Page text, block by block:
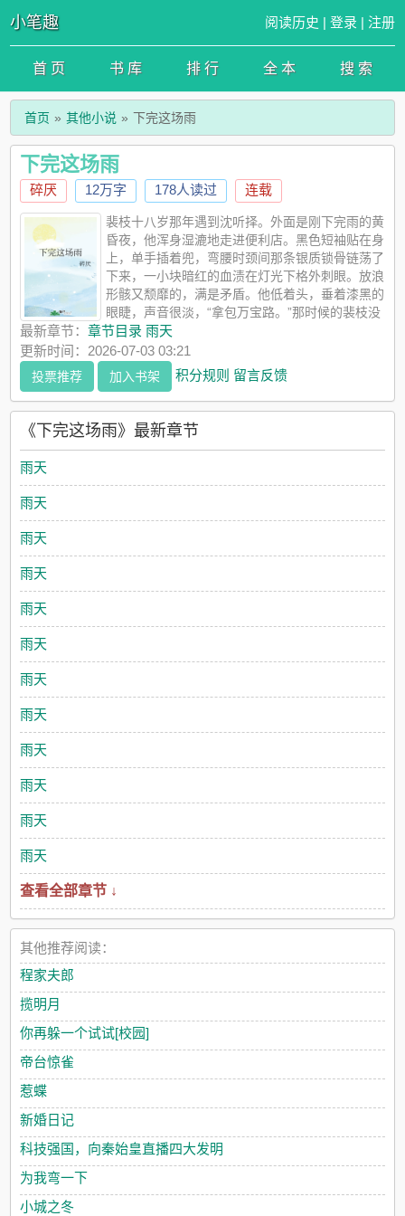
小笔趣 阅读历史 | 登录 | 注册
首 页 书 库 排 行 全 本 搜 索
首页 其他小说 下完这场雨
下完这场雨
碎厌 12万字 178人读过 连载
裴枝十八岁那年遇到沈听择。外面是刚下完雨的黄
昏夜，他浑身湿漉地走进便利店。黑色短袖贴在身
上，单手插着兜，弯腰时颈间那条银质锁骨链荡了
下来，一小块暗红的血渍在灯光下格外刺眼。放浪
形骸又颓靡的，满是矛盾。他低着头，垂着漆黑的
眼睫，声音很淡，“拿包万宝路。”那时候的裴枝没
想过和他再有交集。可是后来，她还见过少年意气风发的样子。
“要做救世主吗？沈听择。”“我只救你。”他们活该是绝配，天生一
对。【痞帅风投gpx清冷刺青师】he文案废，辛苦大家点点正文，
鞠躬日更，零点左右，有事会提前说防盗70——预收《淤痕》纪
晚知道自己是个不折不扣的问题学生，也知道隔壁班的陈迟颂放
浪形骸，坏到了骨子里。两人都是处分单上的常客，也一起站在
国旗下念过检讨。外人眼里，他们能搞到一起并不稀奇。直到那
陈迟颂抽烟的动作一顿，视线扫过，看清她锁骨那儿的鲜红纹
线昏暗，纪晚没察觉到陈迟颂眼底的情绪。只在几秒的沉默后，
他掐了指间的烟，哼笑着拽过她的手臂，把人按进怀里恶狠狠地
吻。可是后来陈迟颂对她说：“纪晚，我见过你穿白裙的样子。”-
陈迟颂出国那天，北江下了很大一场雨。纪晚没去机场送他，而
是一个人去了距离机场几十公里外的纹身店，想要洗掉锁骨上那
个可笑的纹身。店外雨声震耳欲聋，却都不及老板的话让人心
颤。“姑娘，这个名字，我上个星期纹过一样的，只不过——”“那
个男生纹的是陈迟颂爱纪晚。”
最新章节：章节目录 雨天
更新时间：2026-07-03 03:21
投票推荐 加入书架 积分规则 留言反馈
《下完这场雨》最新章节
雨天
雨天
雨天
雨天
雨天
雨天
雨天
雨天
雨天
雨天
雨天
雨天
查看全部章节 ↓
其他推荐阅读：
程家夫郎
揽明月
你再躲一个试试[校园]
帝台惊雀
惹蝶
新婚日记
科技强国，向秦始皇直播四大发明
为我弯一下
小城之冬